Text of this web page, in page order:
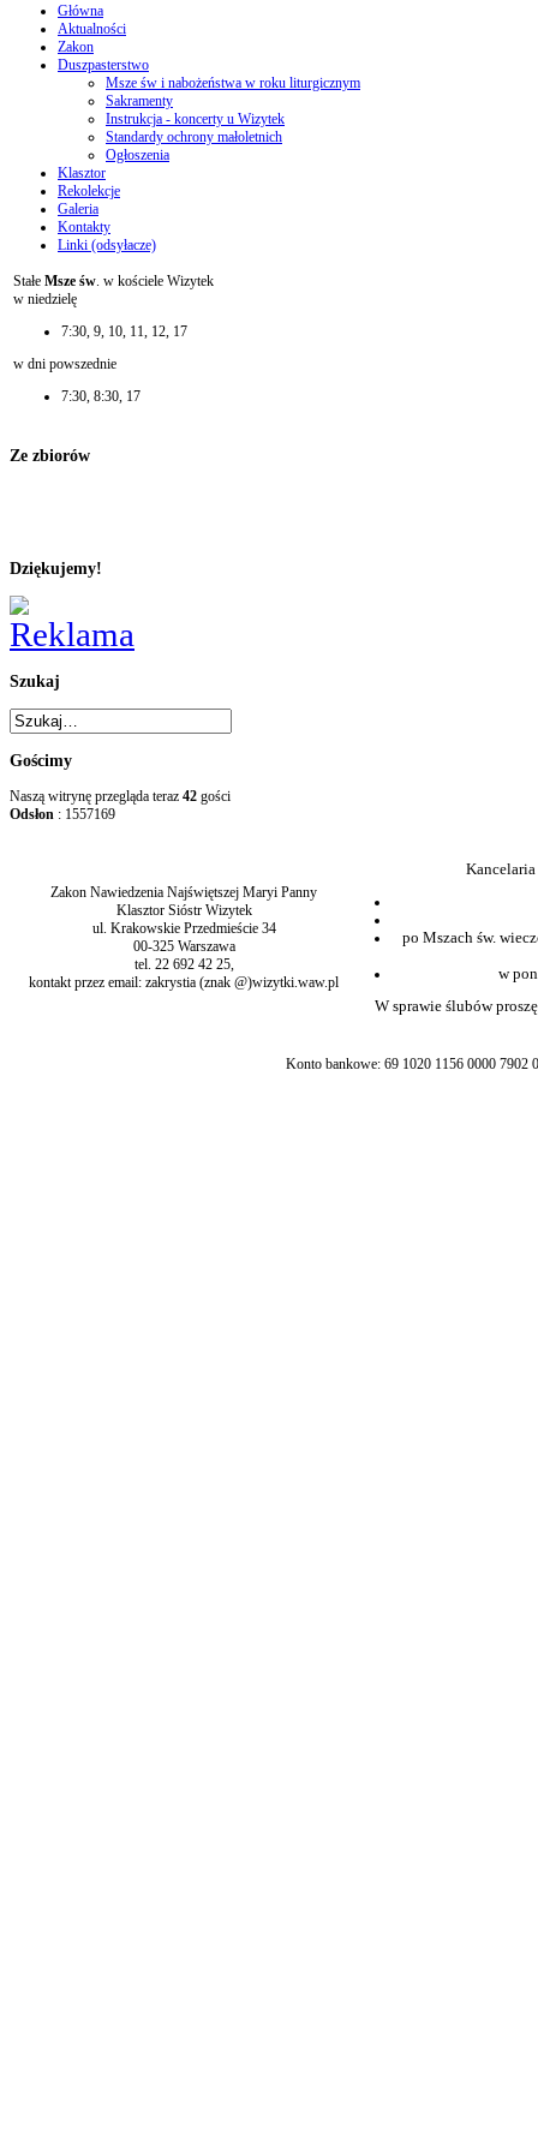
Główna
Aktualności
Zakon
Duszpasterstwo
Msze św i nabożeństwa w roku liturgicznym
Sakramenty
Instrukcja - koncerty u Wizytek
Standardy ochrony małoletnich
Ogłoszenia
Klasztor
Rekolekcje
Galeria
Kontakty
Linki (odsyłacze)
Stałe Msze św. w kościele Wizytek
w niedzielę
7:30, 9, 10, 11, 12, 17
w dni powszednie
7:30, 8:30, 17
Ze zbiorów
Dziękujemy!
Szukaj
Gościmy
Naszą witrynę przegląda teraz 42 gości
Odsłon : 1557169
Zakon Nawiedzenia Najświętszej Maryi Panny
Klasztor Sióstr Wizytek
ul. Krakowskie Przedmieście 34
00-325 Warszawa
tel. 22 692 42 25,
kontakt przez email: zakrystia (znak @)wizytki.waw.pl
po Mszach św.
w
W sprawie ślubów
Konto bankowe: 69 1020 1156 0000 7902